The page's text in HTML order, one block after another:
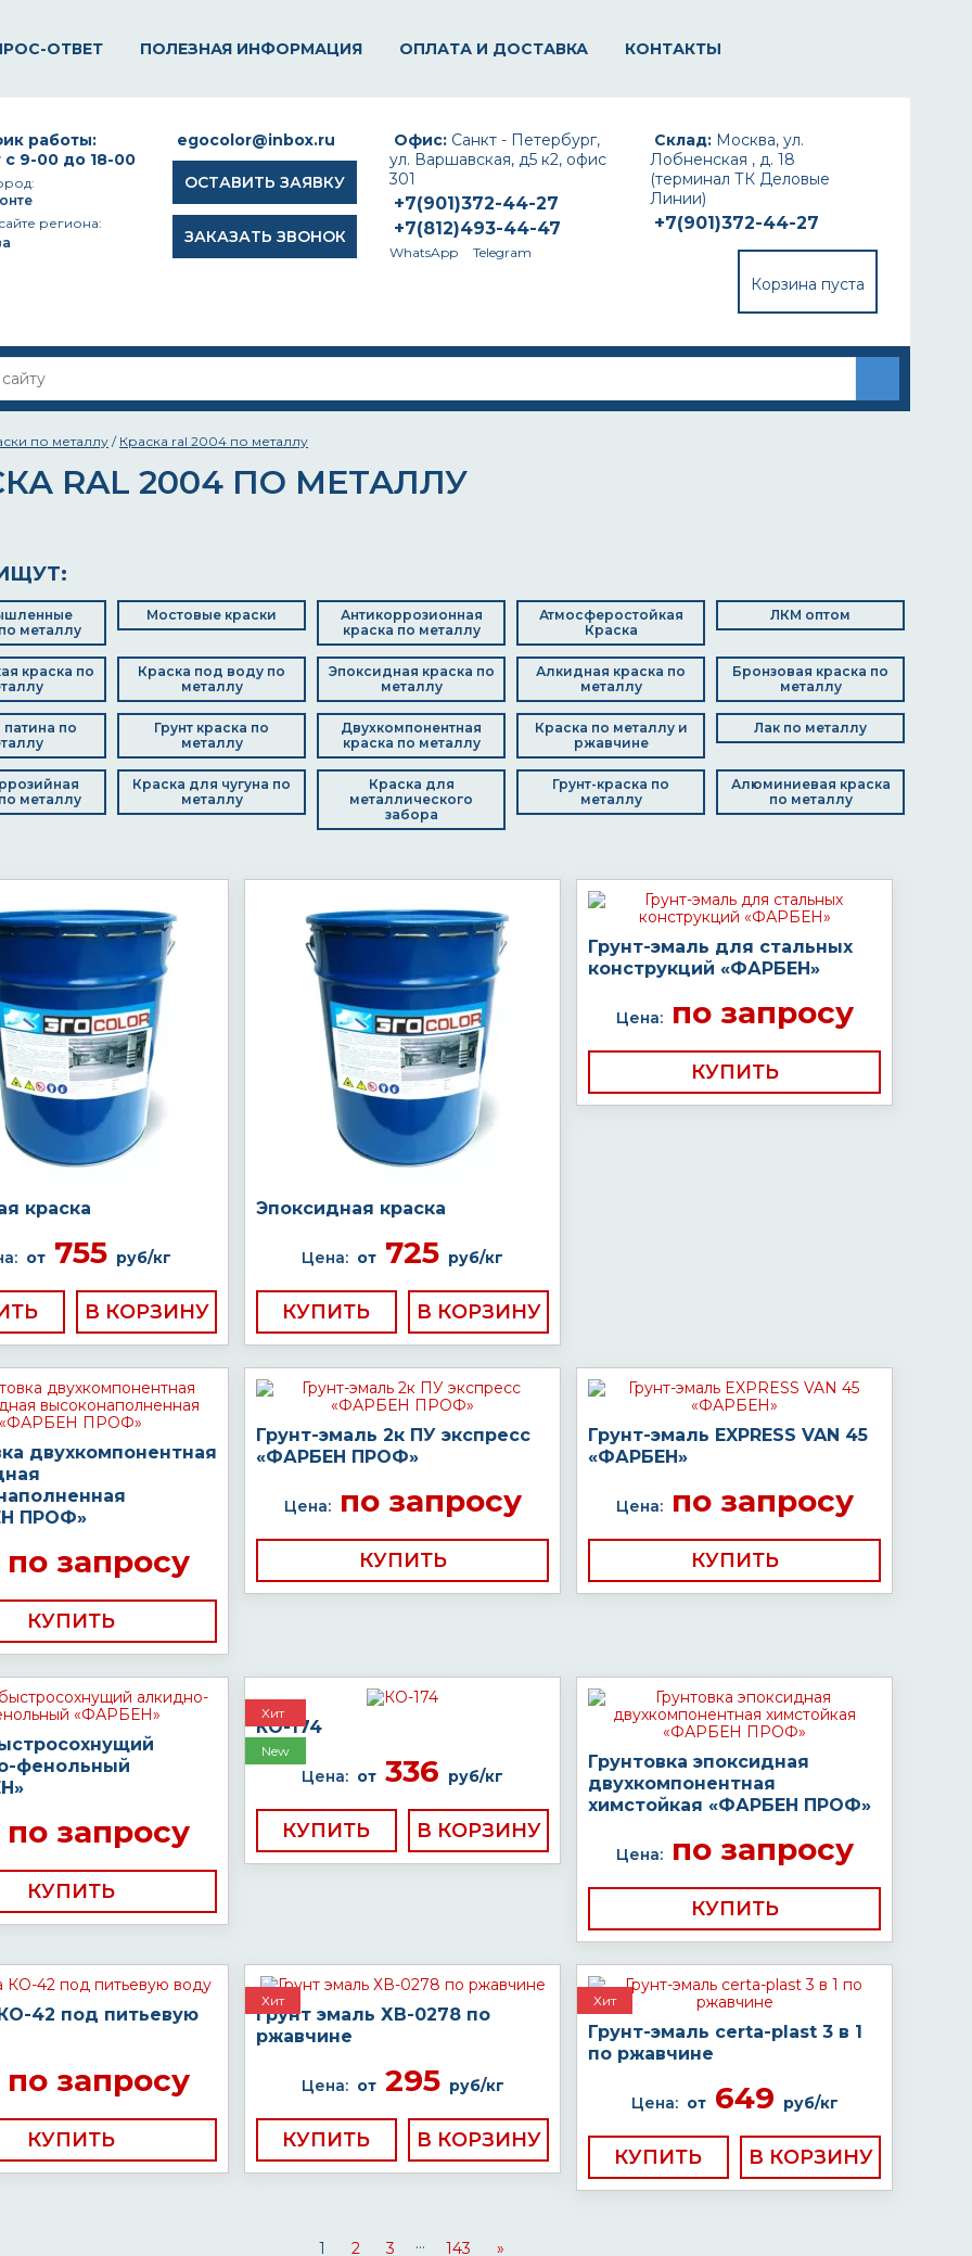
ОТВЕТ ПОЛЕЗНАЯ ИНФОРМАЦИЯ ОПЛАТА И ДОСТАВКА КОНТАКТЫ
Склад: Москва, ул.
Лобненская , д. 18
(терминал ТК Деловые
Линии)
+7(901)372-44-27
Корзина пуста
Офис: Санкт - Петербург,
ул. Варшавская, д5 к2, офис
301
+7(901)372-44-27
+7(812)493-44-47
WhatsApp Telegram
egocolor@inbox.ru
ОСТАВИТЬ ЗАЯВКУ
ЗАКАЗАТЬ ЗВОНОК
работы:
с 9-00 до 18-00
региона:
по металлу / Краска ral 2004 по металлу
RAL 2004 ПО МЕТАЛЛУ
металлу
Мостовые краски
Антикоррозионная
краска по металлу
Атмосферостойкая
Краска
ЛКМ оптом
краска по
Краска под воду по
металлу
Эпоксидная краска по
металлу
Алкидная краска по
металлу
Бронзовая краска по
металлу
патина по
Грунт краска по
металлу
Двухкомпонентная
краска по металлу
Краска по металлу и
ржавчине
Лак по металлу
металлу
Краска для чугуна по
металлу
Краска для
металлического
забора
Грунт-краска по
металлу
Алюминиевая краска
по металлу
краска
от755 руб/кг
Эпоксидная краска
Цена: от 725 руб/кг
КУПИТЬ
Грунт-эмаль для стальных
конструкций «ФАРБЕН»
Цена:по запросу
КУПИТЬ
двухкомпонентная
ПРОФ»
запросу
КУПИТЬ
Грунт-эмаль 2к ПУ экспресс
«ФАРБЕН ПРОФ»
Цена:по запросу
КУПИТЬ
Грунт-эмаль EXPRESS VAN 45
«ФАРБЕН»
Цена:по запросу
КУПИТЬ
фенольный
запросу
КУПИТЬ
Хит
New
КО-174
Цена: от 336 руб/кг
КУПИТЬ
Грунтовка эпоксидная
двухкомпонентная
химстойкая «ФАРБЕН ПРОФ»
Цена:по запросу
КУПИТЬ
42 под питьевую
запросу
КУПИТЬ
Хит
Грунт эмаль ХВ-0278 по
ржавчине
Цена: от295 руб/кг
КУПИТЬ
Хит
Грунт-эмаль certa-plast 3 в 1
по ржавчине
Цена: от649 руб/кг
КУПИТЬ
1 2 3 ... 143 »